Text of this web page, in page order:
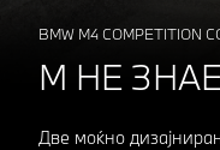
BMW M4 COMPETITION
М НЕ
Две моќно